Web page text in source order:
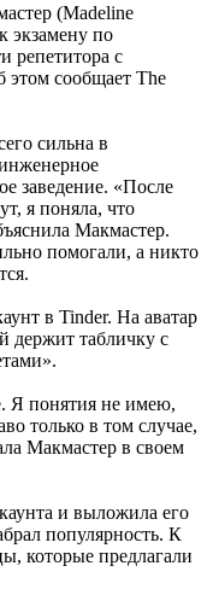
(Madeline
экзамену по
репетитора с
этом сообщает The
сильна в
заведение. «После
я поняла, что
Макмастер.
помогали, а никто
в Tinder. На аватар
держит табличку с
Я понятия не имею,
только в том случае,
Макмастер в своем
и выложила его
популярность. К
которые предлагали